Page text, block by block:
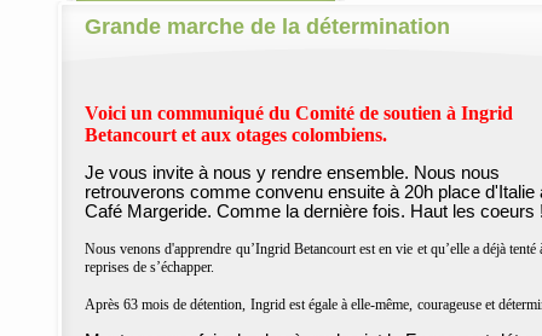
Grande marche de la détermination
Voici un communiqué du Comité de soutien à Ingrid
Betancourt et aux otages colombiens.
Je vous invite à nous y rendre ensemble. Nous nous
retrouverons comme convenu ensuite à 20h place d'Italie
Café Margeride. Comme la dernière fois. Haut les coeurs
Nous venons d'apprendre qu’Ingrid Betancourt est en vie et qu’elle a déjà tenté
reprises de s’échapper.
Après 63 mois de détention, Ingrid est égale à elle-même, courageuse et